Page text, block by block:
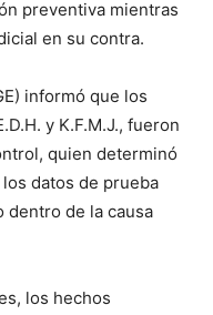
preventiva mientras
en su contra.
informó que los
y K.F.M.J., fueron
quien determinó
datos de prueba
de la causa
los hechos